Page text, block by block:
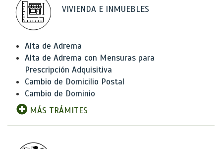
VIVIENDA E INMUEBLES
Alta de Adrema
Alta de Adrema con Mensuras para
Prescripción Adquisitiva
Cambio de Domicilio Postal
Cambio de Dominio
MÁS TRÁMITES